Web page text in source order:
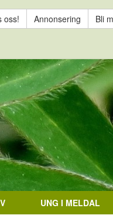
oss! Annonsering Bli
UNG I MELDAL